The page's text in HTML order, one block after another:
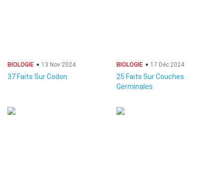
BIOLOGIE 13 Nov 2024
37 Faits Sur Codon
BIOLOGIE 17 Déc 2024
25 Faits Sur Couches
Germinales